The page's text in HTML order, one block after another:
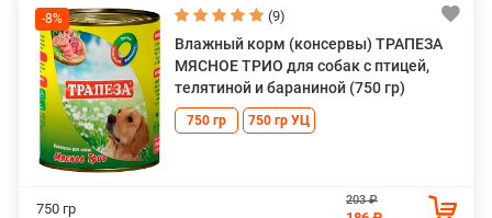
-8% (9)
Влажный корм (консервы) ТРАПЕЗА
МЯСНОЕ ТРИО для собак с птицей,
телятиной и бараниной (750 гр)
750 гр 750 гр УЦ
750 гр
203 ₽